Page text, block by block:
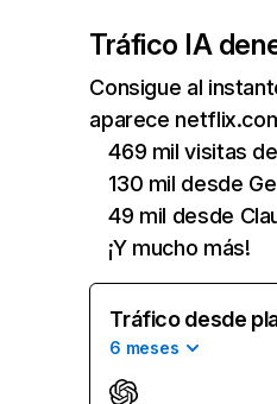
Tráfico IA de
Consigue al
aparece
469 mil visitas
130 mil desde
49 mil desde
¡Y mucho más!
Tráfico desde
6 meses